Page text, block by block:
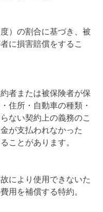
）の割合に基づき、被
に損害賠償をするこ
者または被保険者が保
住所・自動車の種類・
ない契約上の義務のこ
が支払われなかった
ことがあります。
により使用できないた
用を補償する特約。